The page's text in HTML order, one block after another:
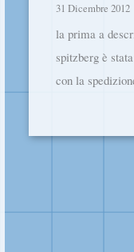
31 Dicembre 2012
la prima a
spitzberg è
con la